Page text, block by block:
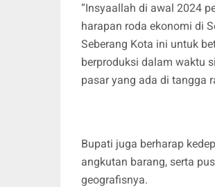
“Insyaallah di awal 2024
harapan roda ekonomi di
Seberang Kota ini untuk
berproduksi dalam waktu
pasar yang ada di tangga
Bupati juga berharap
angkutan barang, serta
geografisnya.